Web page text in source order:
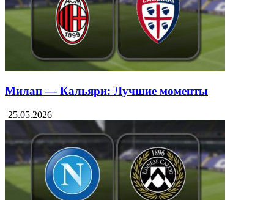
Милан — Кальяри: Лучшие моменты
25.05.2026